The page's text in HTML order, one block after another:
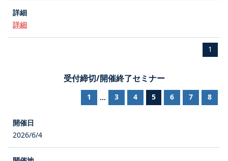
詳細
1
受付締切/開催終了セミナー
1 ... 3 4 5 6 7 8
2026/6/4